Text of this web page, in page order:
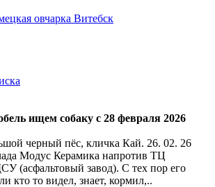
овчарка Витебск
ищем собаку с 28 февраля 2026
черный пёс, кличка Кай. 26. 02. 26
Модус Керамика напротив ТЦ
(асфальтовый завод). С тех пор его
кто то видел, знает, кормил,..